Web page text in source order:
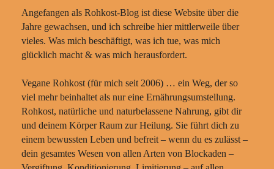
Angefangen als Rohkost-Blog ist diese Website über die
Jahre gewachsen, und ich schreibe hier mittlerweile über
vieles. Was mich beschäftigt, was ich tue, was mich
glücklich macht & was mich herausfordert.
Vegane Rohkost (für mich seit 2006) … ein Weg, der so
viel mehr beinhaltet als nur eine Ernährungsumstellung.
Rohkost, natürliche und naturbelassene Nahrung, gibt dir
und deinem Körper Raum zur Heilung. Sie führt dich zu
einem bewussten Leben und befreit – wenn du es zulässt –
dein gesamtes Wesen von allen Arten von Blockaden –